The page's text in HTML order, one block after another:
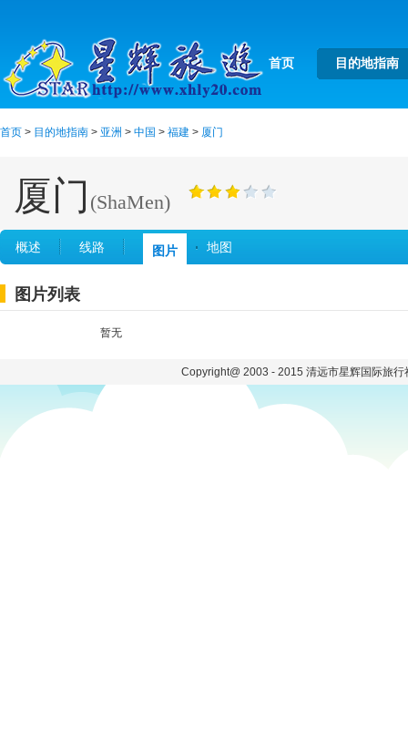
首页 目的地指南
首页 > 目的地指南 > 亚洲 > 中国 > 福建 > 厦门
厦门 (ShaMen)
概述 线路 图片 地图
图片列表
暂无
Copyright@ 2003 - 2015 清远市星辉国际旅